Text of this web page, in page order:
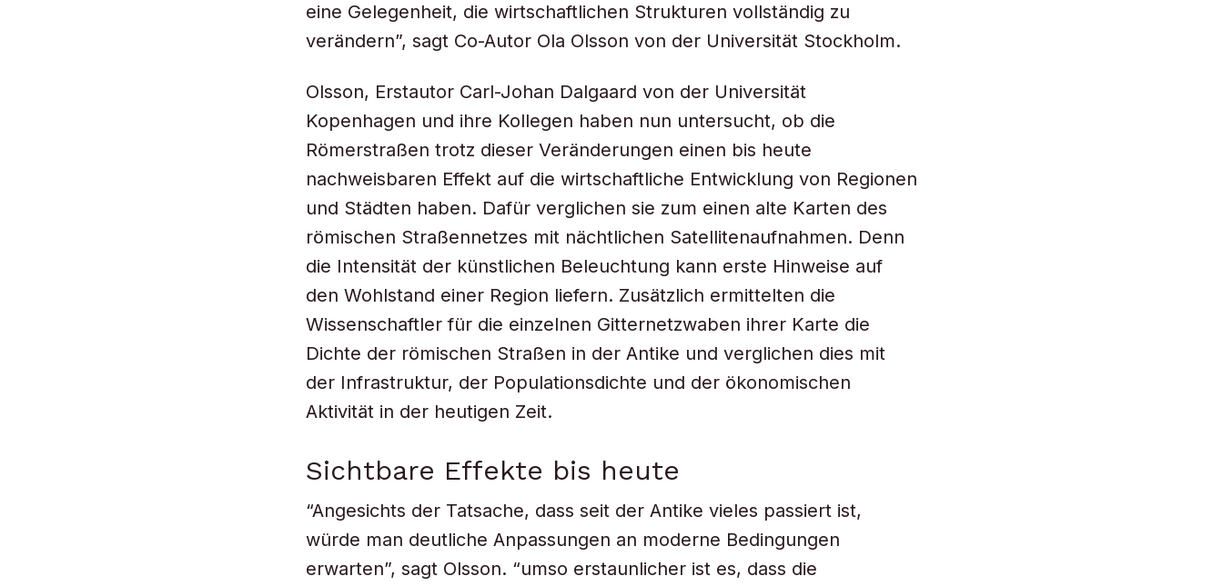
eine Gelegenheit, die wirtschaftlichen Strukturen vollständig zu
verändern”, sagt Co-Autor Ola Olsson von der Universität Stockholm.
Olsson, Erstautor Carl-Johan Dalgaard von der Universität
Kopenhagen und ihre Kollegen haben nun untersucht, ob die
Römerstraßen trotz dieser Veränderungen einen bis heute
nachweisbaren Effekt auf die wirtschaftliche Entwicklung von Regionen
und Städten haben. Dafür verglichen sie zum einen alte Karten des
römischen Straßennetzes mit nächtlichen Satellitenaufnahmen. Denn
die Intensität der künstlichen Beleuchtung kann erste Hinweise auf
den Wohlstand einer Region liefern. Zusätzlich ermittelten die
Wissenschaftler für die einzelnen Gitternetzwaben ihrer Karte die
Dichte der römischen Straßen in der Antike und verglichen dies mit
der Infrastruktur, der Populationsdichte und der ökonomischen
Aktivität in der heutigen Zeit.
Sichtbare Effekte bis heute
“Angesichts der Tatsache, dass seit der Antike vieles passiert ist,
würde man deutliche Anpassungen an moderne Bedingungen
erwarten”, sagt Olsson. “umso erstaunlicher ist es, dass die